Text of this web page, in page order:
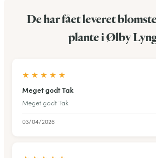
De har fået leveret
plante i Ølby
★ ★ ★ ★ ★
Meget godt Tak
Meget godt Tak
03/04/2026